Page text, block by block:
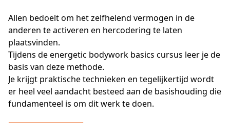
Allen bedoelt om het zelfhelend vermogen in de
anderen te activeren en hercodering te laten
plaatsvinden.
Tijdens de energetic bodywork basics cursus leer je de
basis van deze methode.
Je krijgt praktische technieken en tegelijkertijd wordt
er heel veel aandacht besteed aan de basishouding die
fundamenteel is om dit werk te doen.